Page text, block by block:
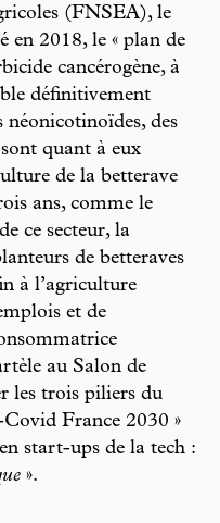
(FNSEA), le
en 2018, le « plan de
cancérogène, à
définitivement
néonicotinoïdes, des
quant à eux
de la betterave
ans, comme le
ce secteur, la
de betteraves
à l’agriculture
et de
au Salon de
les trois piliers du
Covid France 2030 »
start-ups de la tech :
».